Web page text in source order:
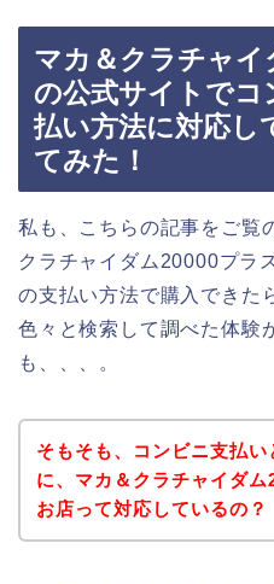
マカ＆クラチャイ
の公式サイトでコ
払い方法に対応し
てみた！
私も、こちらの記事をご覧
クラチャイダム20000プラ
の支払い方法で購入できた
色々と検索して調べた体験
も、、、。
そもそも、コンビニ支払
に、マカ＆クラチャイダ
お店って対応しているの？